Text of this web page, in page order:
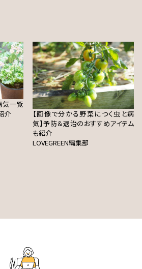
気一覧
介
【画像で分かる野菜につく虫と病
気】予防＆退治のおすすめアイテム
も紹介
LOVEGREEN編集部